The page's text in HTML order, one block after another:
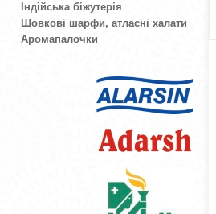
Індійська біжутерія
Шовкові шарфи, атласні халати
Аромапалочки